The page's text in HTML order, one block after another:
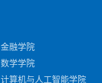
金融学院
数学学院
计算机与人工智能学院